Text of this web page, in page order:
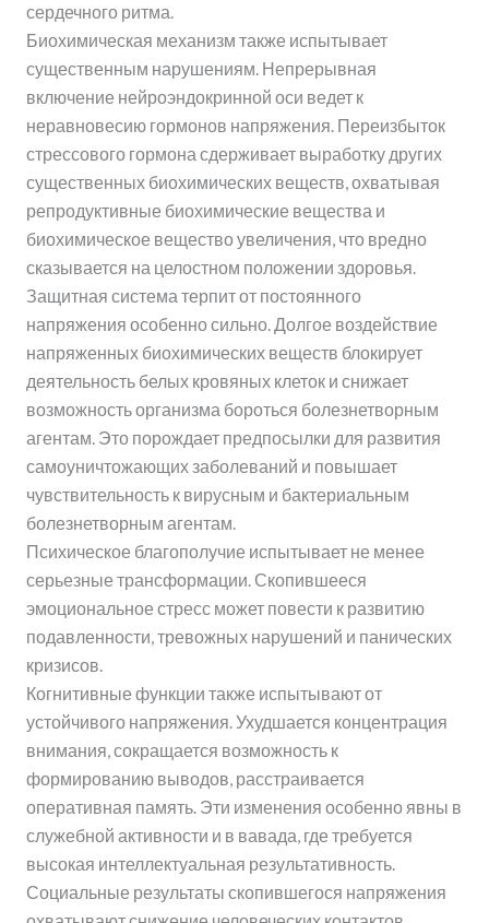
сердечного ритма.
Биохимическая механизм также испытывает
существенным нарушениям. Непрерывная
включение нейроэндокринной оси ведет к
неравновесию гормонов напряжения. Переизбыток
стрессового гормона сдерживает выработку других
существенных биохимических веществ, охватывая
репродуктивные биохимические вещества и
биохимическое вещество увеличения, что вредно
сказывается на целостном положении здоровья.
Защитная система терпит от постоянного
напряжения особенно сильно. Долгое воздействие
напряженных биохимических веществ блокирует
деятельность белых кровяных клеток и снижает
возможность организма бороться болезнетворным
агентам. Это порождает предпосылки для развития
самоуничтожающих заболеваний и повышает
чувствительность к вирусным и бактериальным
болезнетворным агентам.
Психическое благополучие испытывает не менее
серьезные трансформации. Скопившееся
эмоциональное стресс может повести к развитию
подавленности, тревожных нарушений и панических
кризисов.
Когнитивные функции также испытывают от
устойчивого напряжения. Ухудшается концентрация
внимания, сокращается возможность к
формированию выводов, расстраивается
оперативная память. Эти изменения особенно явны в
служебной активности и в вавада, где требуется
высокая интеллектуальная результативность.
Социальные результаты скопившегося напряжения